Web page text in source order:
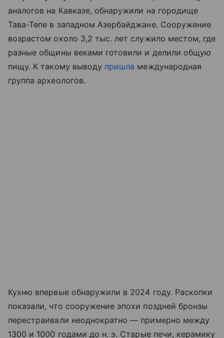
аналогов на Кавказе, обнаружили на городище
Тава-Тепе в западном Азербайджане. Сооружение
возрастом около 3,2 тыс. лет служило местом, где
разные общины веками готовили и делили общую
пищу. К такому выводу пришла международная
группа археологов.
Кухню впервые обнаружили в 2024 году. Раскопки
показали, что сооружение эпохи поздней бронзы
перестраивали неоднократно — примерно между
1300 и 1000 годами до н. э. Старые печи, керамику